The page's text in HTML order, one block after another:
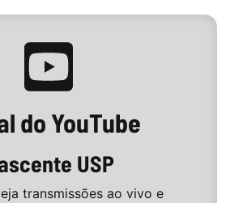
do YouTube
USP
transmissões ao vivo e